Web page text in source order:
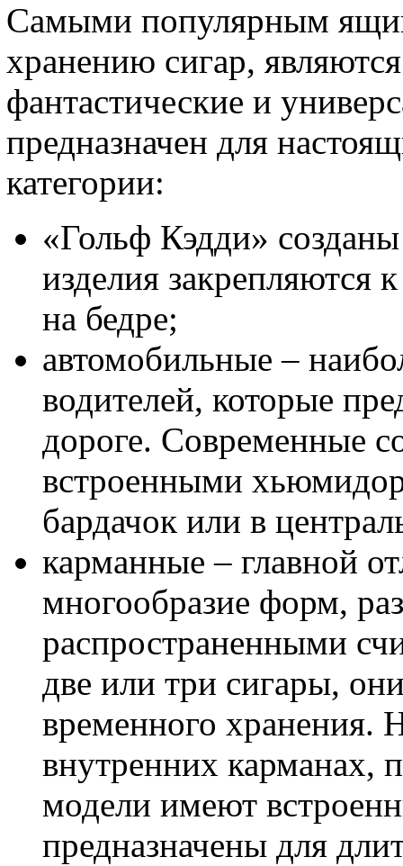
Самыми популярным
хранению сигар,
фантастические и
предназначен для
категории:
«Гольф Кэдди»
изделия закрепляются
на бедре;
автомобильные –
водителей, которые
дороге. Современные
встроенными
бардачок или в
карманные – главной
многообразие форм,
распространенными
две или три сигары,
временного хранения.
внутренних карманах,
модели имеют
предназначены для